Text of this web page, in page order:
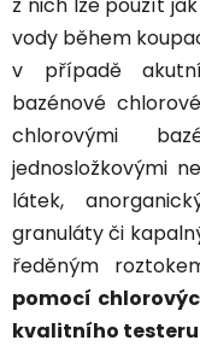
vody během
v případě
bazénové
chlorovými
jednosložkovými
látek,
granuláty či
ředěným
pomocí
kvalitního